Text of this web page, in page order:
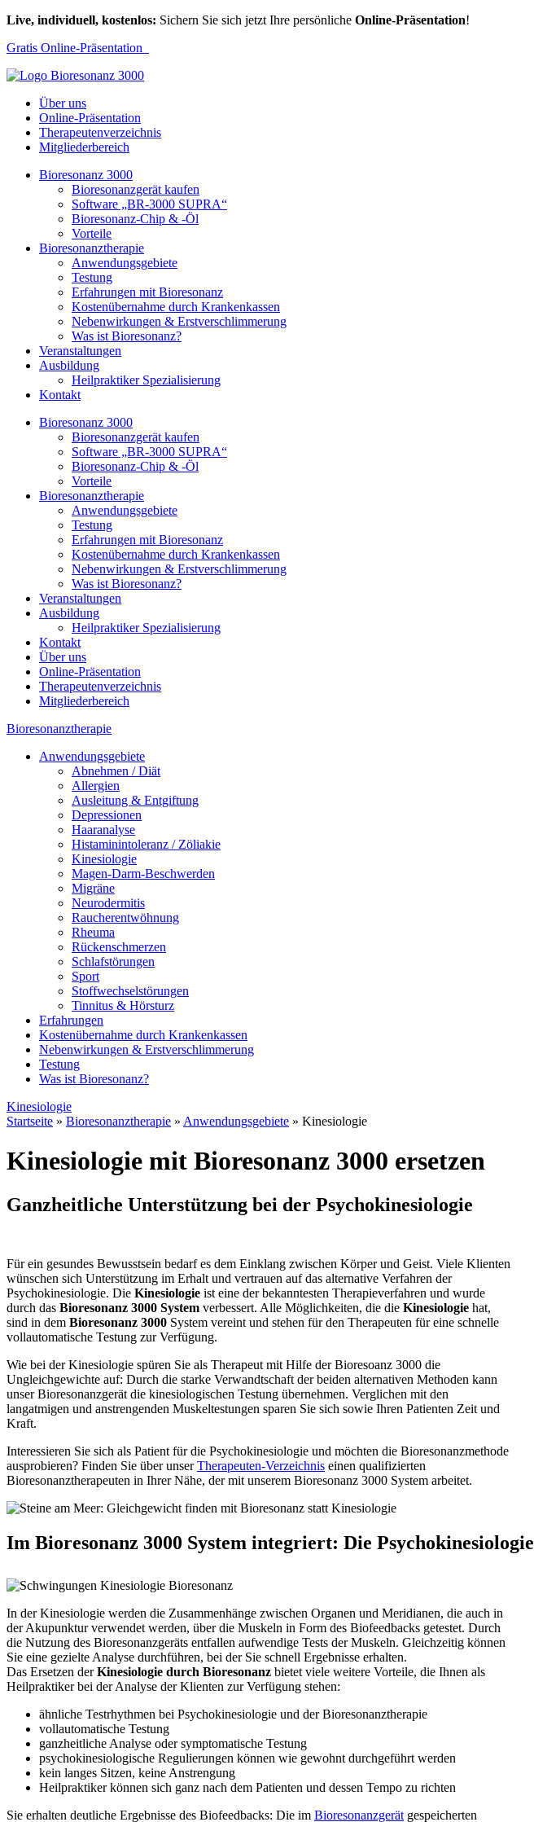
Live, individuell, kostenlos: Sichern Sie sich jetzt Ihre persönliche Online-Präsentation!
Gratis Online-Präsentation
Über uns
Online-Präsentation
Therapeutenverzeichnis
Mitgliederbereich
Bioresonanz 3000
Bioresonanzgerät kaufen
Software „BR-3000 SUPRA“
Bioresonanz-Chip & -Öl
Vorteile
Bioresonanztherapie
Anwendungsgebiete
Testung
Erfahrungen mit Bioresonanz
Kostenübernahme durch Krankenkassen
Nebenwirkungen & Erstverschlimmerung
Was ist Bioresonanz?
Veranstaltungen
Ausbildung
Heilpraktiker Spezialisierung
Kontakt
Bioresonanz 3000
Bioresonanzgerät kaufen
Software „BR-3000 SUPRA“
Bioresonanz-Chip & -Öl
Vorteile
Bioresonanztherapie
Anwendungsgebiete
Testung
Erfahrungen mit Bioresonanz
Kostenübernahme durch Krankenkassen
Nebenwirkungen & Erstverschlimmerung
Was ist Bioresonanz?
Veranstaltungen
Ausbildung
Heilpraktiker Spezialisierung
Kontakt
Über uns
Online-Präsentation
Therapeutenverzeichnis
Mitgliederbereich
Bioresonanztherapie
Anwendungsgebiete
Abnehmen / Diät
Allergien
Ausleitung & Entgiftung
Depressionen
Haaranalyse
Histaminintoleranz / Zöliakie
Kinesiologie
Magen-Darm-Beschwerden
Migräne
Neurodermitis
Raucherentwöhnung
Rheuma
Rückenschmerzen
Schlafstörungen
Sport
Stoffwechselstörungen
Tinnitus & Hörsturz
Erfahrungen
Kostenübernahme durch Krankenkassen
Nebenwirkungen & Erstverschlimmerung
Testung
Was ist Bioresonanz?
Kinesiologie
Startseite » Bioresonanztherapie » Anwendungsgebiete » Kinesiologie
Kinesiologie mit Bioresonanz 3000 ersetzen
Ganzheitliche Unterstützung bei der Psychokinesiologie
Für ein gesundes Bewusstsein bedarf es dem Einklang zwischen Körper und Geist. Viele Klienten
wünschen sich Unterstützung im Erhalt und vertrauen auf das alternative Verfahren der
Psychokinesiologie. Die Kinesiologie ist eine der bekanntesten Therapieverfahren und wurde
durch das Bioresonanz 3000 System verbessert. Alle Möglichkeiten, die die Kinesiologie hat,
sind in dem Bioresonanz 3000 System vereint und stehen für den Therapeuten für eine schnelle
vollautomatische Testung zur Verfügung.
Wie bei der Kinesiologie spüren Sie als Therapeut mit Hilfe der Bioresoanz 3000 die
Ungleichgewichte auf: Durch die starke Verwandtschaft der beiden alternativen Methoden kann
unser Bioresonanzgerät die kinesiologischen Testung übernehmen. Verglichen mit den
langatmigen und anstrengenden Muskeltestungen sparen Sie sich sowie Ihren Patienten Zeit und
Kraft.
Interessieren Sie sich als Patient für die Psychokinesiologie und möchten die Bioresonanzmethode
ausprobieren? Finden Sie über unserTherapeuten-Verzeichnis einen qualifizierten
Bioresonanztherapeuten in Ihrer Nähe, der mit unserem Bioresonanz 3000 System arbeitet.
Im Bioresonanz 3000 System integriert: Die Psychokinesiologie
In der Kinesiologie werden die Zusammenhänge zwischen Organen und Meridianen, die auch in
der Akupunktur verwendet werden, über die Muskeln in Form des Biofeedbacks getestet. Durch
die Nutzung des Bioresonanzgeräts entfallen aufwendige Tests der Muskeln. Gleichzeitig können
Sie eine gezielte Analyse durchführen, bei der Sie schnell Ergebnisse erhalten.
Das Ersetzen derKinesiologie durch Bioresonanz bietet viele weitere Vorteile, die Ihnen als
Heilpraktiker bei der Analyse der Klienten zur Verfügung stehen:
ähnliche Testrhythmen bei Psychokinesiologie und der Bioresonanztherapie
vollautomatische Testung
ganzheitliche Analyse oder symptomatische Testung
psychokinesiologische Regulierungen können wie gewohnt durchgeführt werden
kein langes Sitzen, keine Anstrengung
Heilpraktiker können sich ganz nach dem Patienten und dessen Tempo zu richten
Sie erhalten deutliche Ergebnisse des Biofeedbacks: Die im Bioresonanzgerät gespeicherten